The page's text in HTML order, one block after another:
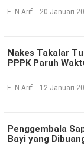
E. N Arif 20 Januari
Nakes Takalar
PPPK Paruh
E. N Arif 12 Januari
Penggembala
Bayi yang